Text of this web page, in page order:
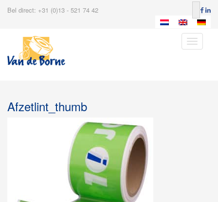
Bel direct: +31 (0)13 - 521 74 42
Toggle
Afzetlint_thumb